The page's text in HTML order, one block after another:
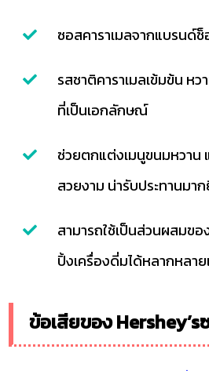
ซอสคาราเมลจากแบรนด์
รสชาติคาราเมลเข้มข้น
ที่เป็นเอกลักษณ์
ช่วยตกแต่งเมนูขนมหวาน
สวยงาม น่ารับประทานมา
สามารถใช้เป็นส่วนผสมข
ปิ้งเครื่องดี่มได้หลากหลาย
ข้อเสียของ Hershey’s